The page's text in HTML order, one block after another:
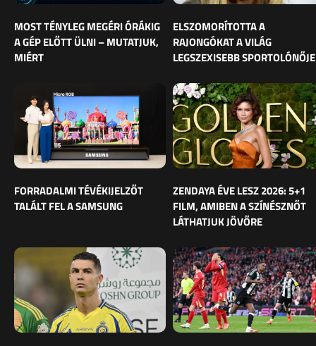
MOST TÉNYLEG MEGÉRI ÓRÁKIG
A GÉP ELŐTT ÜLNI – MUTATJUK,
MIÉRT
ELSZOMORÍTOTTA A
RAJONGÓKAT A VILÁG
LEGSZEXISEBB SPORTOLÓNŐJE
FORRADALMI TÉVÉKIJELZŐT
TALÁLT FEL A SAMSUNG
ZENDAYA ÉVE LESZ 2026: 5+1
FILM, AMIBEN A SZÍNÉSZNŐT
LÁTHATJUK JÖVŐRE